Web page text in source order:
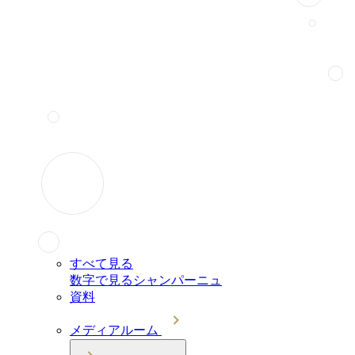
すべて見る
数字で見るシャンパーニュ
資料
メディアルーム